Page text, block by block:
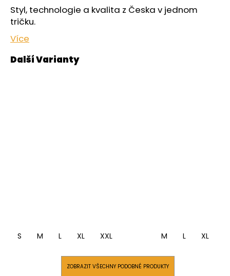
Styl, technologie a kvalita z Česka v jednom
tričku.
Více
S M L XL XXL M L XL
ZOBRAZIT VŠECHNY PODOBNÉ PRODUKTY
ČERNÁ
439
Kč